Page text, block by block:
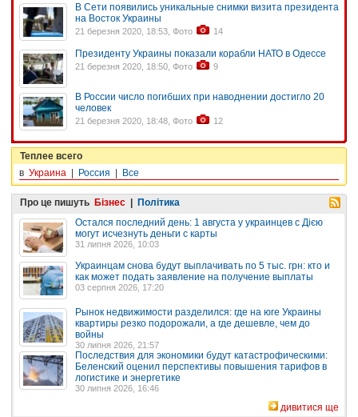
В Сети появились уникальные снимки визита президента
на Восток Украины
21 березня 2020, 18:53, Фото 14
Президенту Украины показали корабли НАТО в Одессе
21 березня 2020, 18:50, Фото 9
В России число погибших при наводнении достигло 20
человек
21 березня 2020, 18:48, Фото 12
Теплее всего
в Украина Россия Все
Про це пишуть Бізнес
Політика
Остался последний день: 1 августа у украинцев с Дією
могут исчезнуть деньги с карты
31 липня 2026, 10:03
Украинцам снова будут выплачивать по 5 тыс. грн: кто и
как может подать заявление на получение выплаты
03 серпня 2026, 17:20
Рынок недвижимости разделился: где на юге Украины
квартиры резко подорожали, а где дешевле, чем до
войны
30 липня 2026, 21:57
Последствия для экономики будут катастрофическими:
Беленский оценил перспективы повышения тарифов в
логистике и энергетике
30 липня 2026, 16:46
дивитися ще